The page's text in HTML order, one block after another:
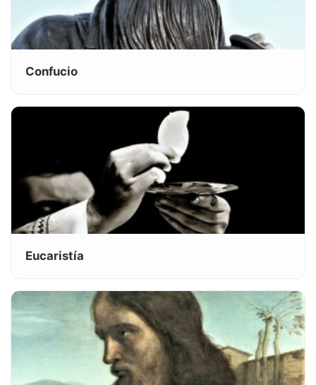
Confucio
Eucaristía